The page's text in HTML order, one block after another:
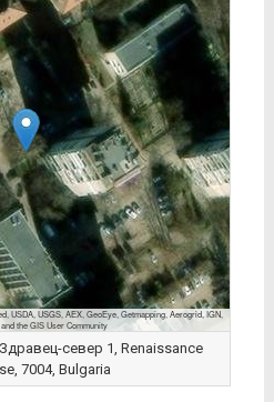
USGS, AEX, GeoEye, Getmapping, Aerogrid, IGN,
the GIS User Community
север 1, Renaissance
7004, Bulgaria